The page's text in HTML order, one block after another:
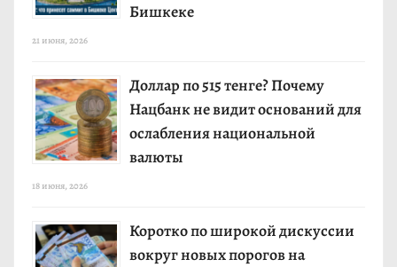
Бишкеке
21 июня, 2026
Доллар по 515 тенге? Почему
Нацбанк не видит оснований для
ослабления национальной
валюты
18 июня, 2026
Коротко по широкой дискуссии
вокруг новых порогов на